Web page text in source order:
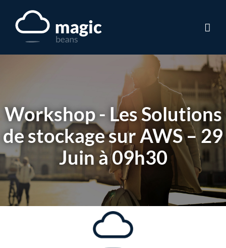
Workshop - Les Solutions
de stockage sur AWS – 29
Juin à 09h30